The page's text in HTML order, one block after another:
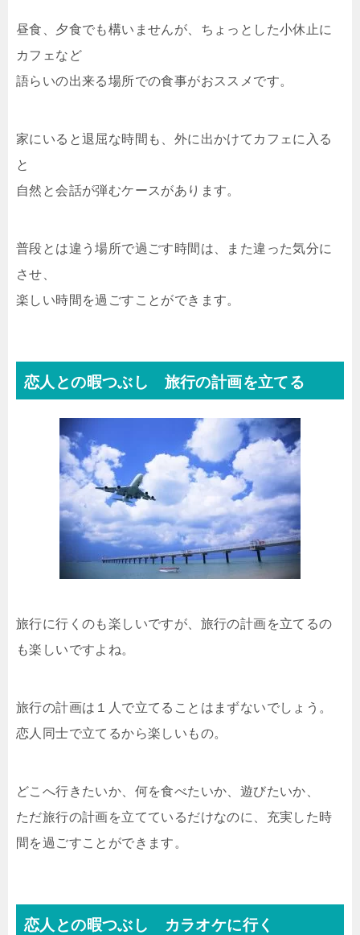
昼食、夕食でも構いませんが、ちょっとした小休止に
カフェなど
語らいの出来る場所での食事がおススメです。
家にいると退屈な時間も、外に出かけてカフェに入る
と
自然と会話が弾むケースがあります。
普段とは違う場所で過ごす時間は、また違った気分に
させ、
楽しい時間を過ごすことができます。
恋人との暇つぶし 旅行の計画を立てる
旅行に行くのも楽しいですが、旅行の計画を立てるの
も楽しいですよね。
旅行の計画は１人で立てることはまずないでしょう。
恋人同士で立てるから楽しいもの。
どこへ行きたいか、何を食べたいか、遊びたいか、
ただ旅行の計画を立てているだけなのに、充実した時
間を過ごすことができます。
恋人との暇つぶし カラオケに行く